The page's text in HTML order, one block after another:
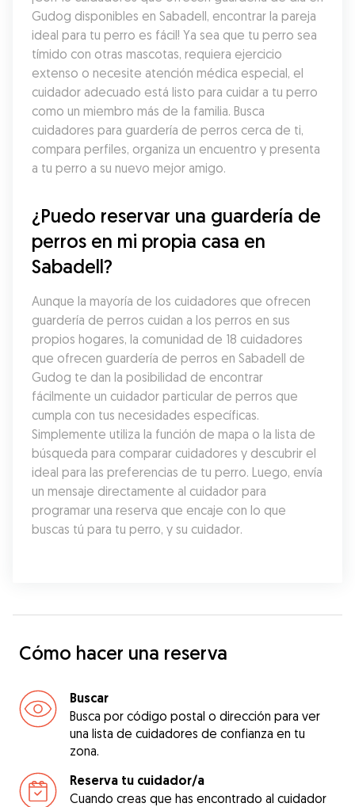
Gudog disponibles en Sabadell, encontrar la pareja
ideal para tu perro es fácil! Ya sea que tu perro sea
tímido con otras mascotas, requiera ejercicio
extenso o necesite atención médica especial, el
cuidador adecuado está listo para cuidar a tu perro
como un miembro más de la familia. Busca
cuidadores para guardería de perros cerca de ti,
compara perfiles, organiza un encuentro y presenta
a tu perro a su nuevo mejor amigo.
¿Puedo reservar una guardería de
perros en mi propia casa en
Sabadell?
Aunque la mayoría de los cuidadores que ofrecen
guardería de perros cuidan a los perros en sus
propios hogares, la comunidad de 18 cuidadores
que ofrecen guardería de perros en Sabadell de
Gudog te dan la posibilidad de encontrar
fácilmente un cuidador particular de perros que
cumpla con tus necesidades específicas.
Simplemente utiliza la función de mapa o la lista de
búsqueda para comparar cuidadores y descubrir el
ideal para las preferencias de tu perro. Luego, envía
un mensaje directamente al cuidador para
programar una reserva que encaje con lo que
buscas tú para tu perro, y su cuidador.
Cómo hacer una reserva
Buscar
Busca por código postal o dirección para ver
una lista de cuidadores de confianza en tu
zona.
Reserva tu cuidador/a
Cuando creas que has encontrado al cuidador